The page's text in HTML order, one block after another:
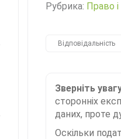
Рубрика: Право і
Відповідальність
Зверніть
сторонніх
даних, проте
Оскільки